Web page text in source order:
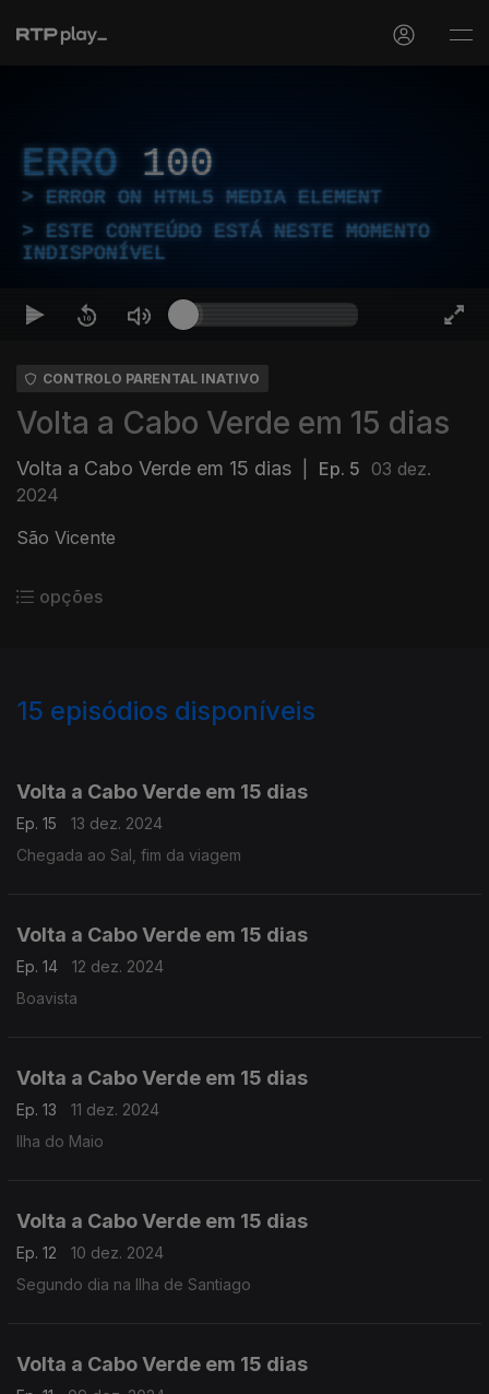
ERRO 100
ERROR ON HTML5 MEDIA ELEMENT
ESTE CONTEÚDO ESTÁ NESTE MOMENTO
INDISPONÍVEL
CONTROLO PARENTAL INATIVO
Volta a Cabo Verde em 15 dias
Volta a Cabo Verde em 15 dias Ep. 5 03 dez.
2024
São Vicente
opções
15 episódios disponíveis
Volta a Cabo Verde em 15 dias
Ep. 15
13 dez. 2024
Chegada ao Sal, fim da viagem
Volta a Cabo Verde em 15 dias
Ep. 14
12 dez. 2024
Boavista
Volta a Cabo Verde em 15 dias
Ep. 13
11 dez. 2024
Ilha do Maio
Volta a Cabo Verde em 15 dias
Ep. 12
10 dez. 2024
Segundo dia na Ilha de Santiago
Volta a Cabo Verde em 15 dias